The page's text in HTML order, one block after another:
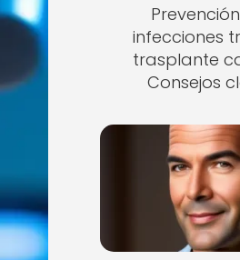
infecciones
trasplante
Consejos